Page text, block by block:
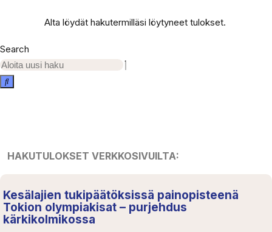
Alta löydät hakutermilläsi löytyneet tulokset.
Search
HAKUTULOKSET VERKKOSIVUILTA:
Kesälajien tukipäätöksissä painopisteenä
Tokion olympiakisat – purjehdus
kärkikolmikossa